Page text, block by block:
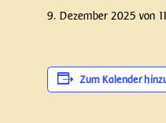
9. Dezember 2025 von
Zum Kalender